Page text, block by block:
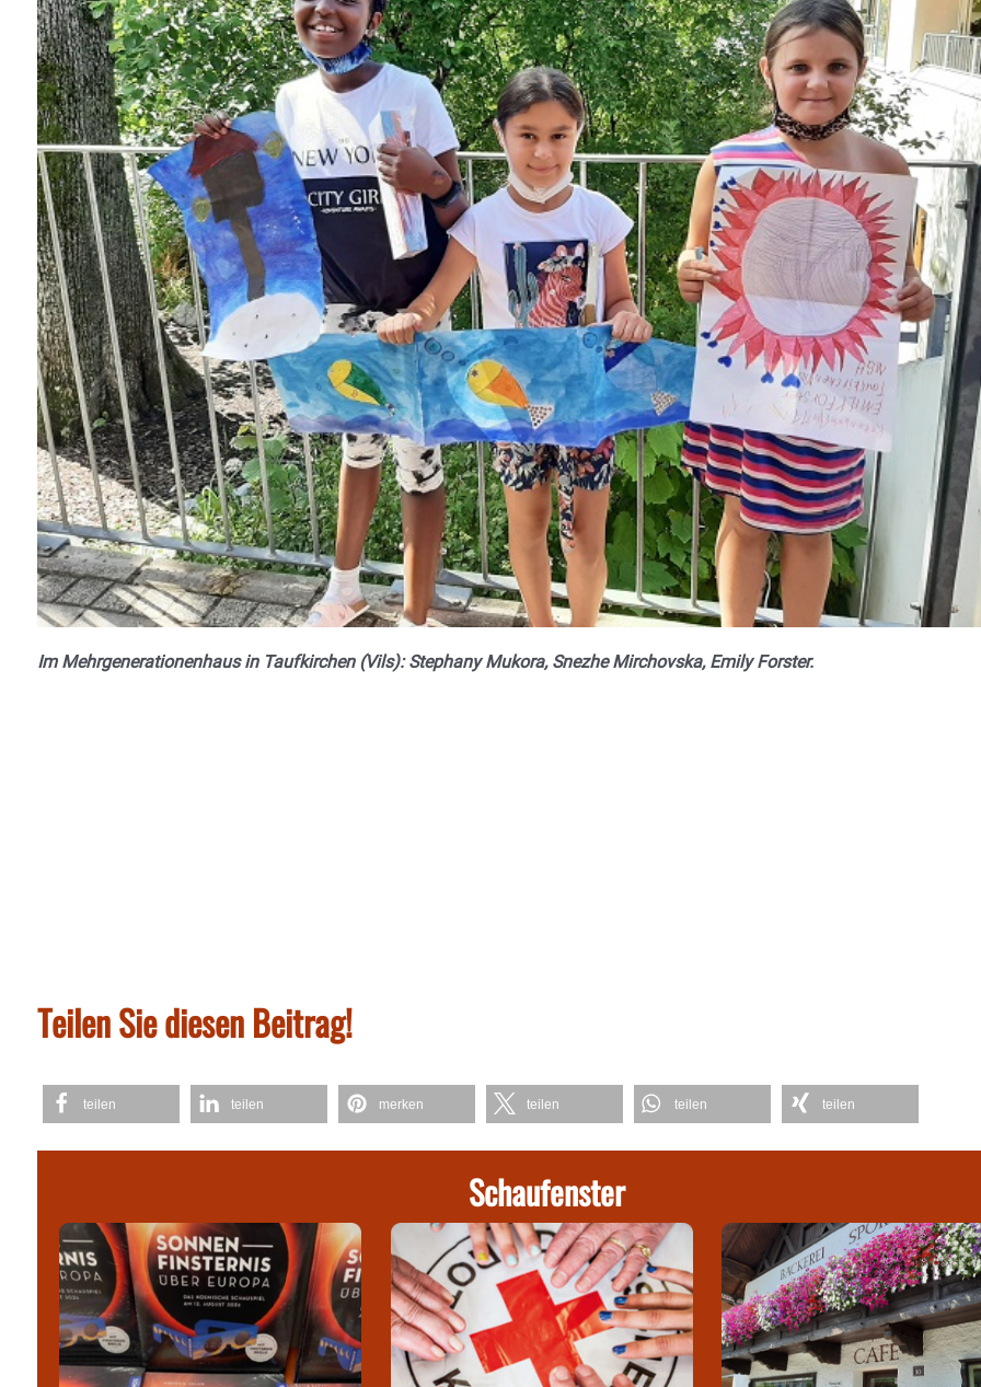
Im Mehrgenerationenhaus in Taufkirchen (Vils): Stephany Mukora, Snezhe Mirchovska, Emily Forster.
Teilen Sie diesen Beitrag!
teilen teilen merken teilen teilen teilen
Schaufenster